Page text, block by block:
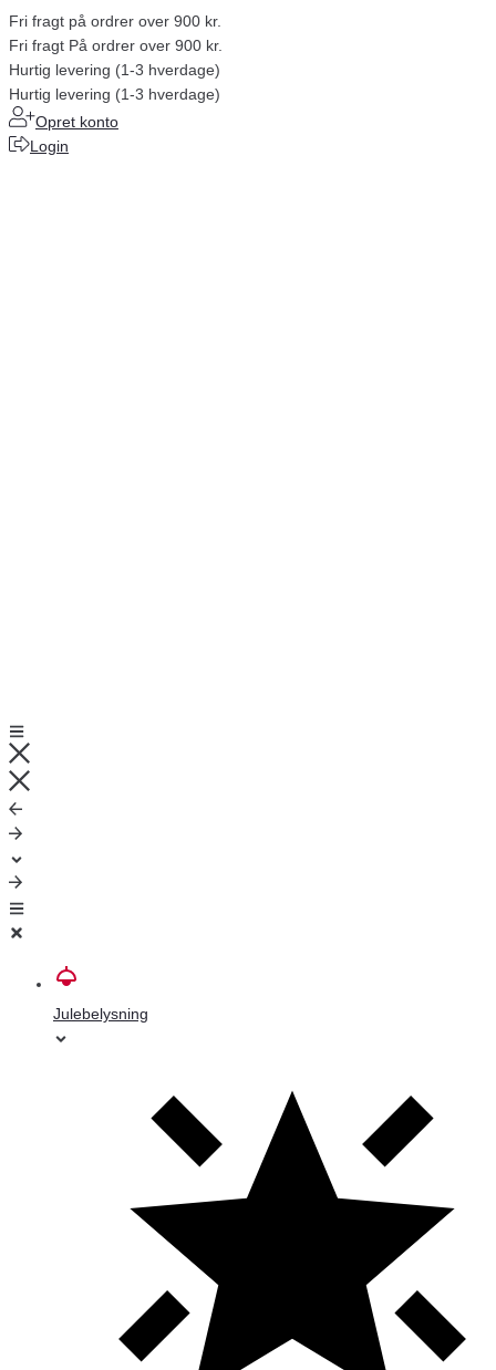
Fri fragt på ordrer over 900 kr.
Fri fragt På ordrer over 900 kr.
Hurtig levering (1-3 hverdage)
Hurtig levering (1-3 hverdage)
Opret konto
Login
Julebelysning